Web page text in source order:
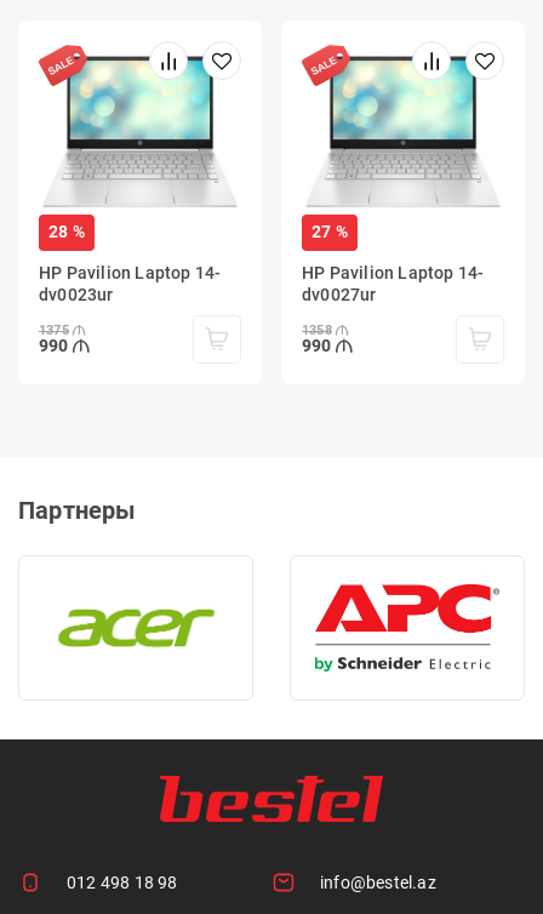
28 %
HP Pavilion Laptop 14-
dv0023ur
1375
990
27 %
HP Pavilion Laptop 14-
dv0027ur
1358
990
Партнеры
012 498 18 98 info@bestel.az